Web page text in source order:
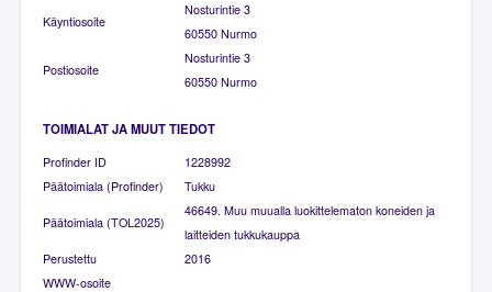
Käyntiosoite
Nosturintie 3
60550 Nurmo
Postiosoite
Nosturintie 3
60550 Nurmo
TOIMIALAT JA MUUT TIEDOT
Profinder ID
1228992
Päätoimiala (Profinder)
Tukku
Päätoimiala (TOL2025)
46649. Muu muualla luokittelematon koneiden ja
laitteiden tukkukauppa
Perustettu
2016
WWW-osoite